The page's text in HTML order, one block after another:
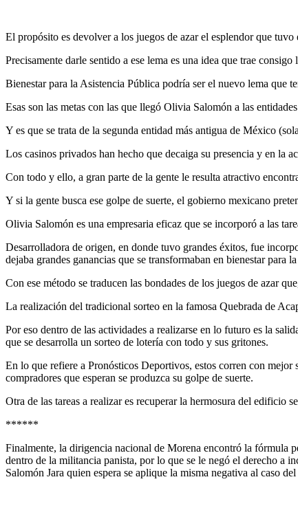
El propósito es devolver a los juegos de azar el esplendor que
Precisamente darle sentido a ese lema es una idea que trae
Bienestar para la Asistencia Pública podría ser el nuevo lema que
Esas son las metas con las que llegó Olivia Salomón a las
Y es que se trata de la segunda entidad más antigua de México
Los casinos privados han hecho que decaiga su presencia y en la
Con todo y ello, a gran parte de la gente le resulta atractivo
Y si la gente busca ese golpe de suerte, el gobierno mexicano
Olivia Salomón es una empresaria eficaz que se incorporó a las
Desarrolladora de origen, en donde tuvo grandes éxitos, fue
dejaba grandes ganancias que se transformaban en bienestar para
Con ese método se traducen las bondades de los juegos de azar
La realización del tradicional sorteo en la famosa Quebrada de
Por eso dentro de las actividades a realizarse en lo futuro es la
que se desarrolla un sorteo de lotería con todo y sus gritones.
En lo que refiere a Pronósticos Deportivos, estos corren con mejor
compradores que esperan se produzca su golpe de suerte.
Otra de las tareas a realizar es recuperar la hermosura del edificio
******
Finalmente, la dirigencia nacional de Morena encontró la fórmula
dentro de la militancia panista, por lo que se le negó el derecho a
Salomón Jara quien espera se aplique la misma negativa al caso